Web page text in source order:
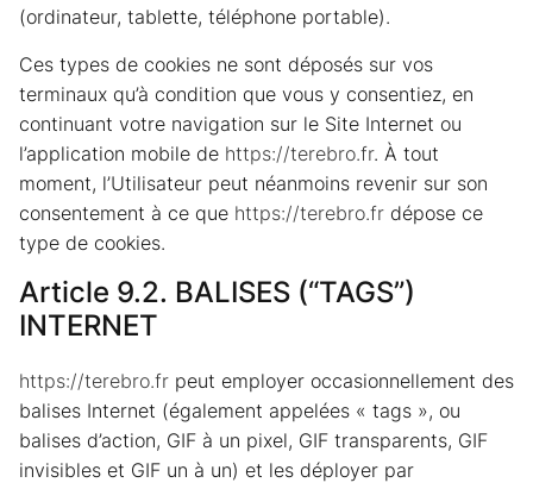
(ordinateur, tablette, téléphone portable).
Ces types de cookies ne sont déposés sur vos
terminaux qu’à condition que vous y consentiez, en
continuant votre navigation sur le Site Internet ou
l’application mobile de https://terebro.fr. À tout
moment, l’Utilisateur peut néanmoins revenir sur son
consentement à ce que https://terebro.fr dépose ce
type de cookies.
Article 9.2. BALISES (“TAGS”)
INTERNET
https://terebro.fr peut employer occasionnellement des
balises Internet (également appelées « tags », ou
balises d’action, GIF à un pixel, GIF transparents, GIF
invisibles et GIF un à un) et les déployer par